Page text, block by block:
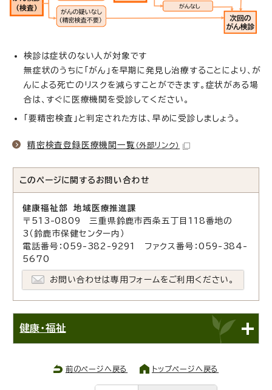
検診は症状のない人が対象です
無症状のうちに「がん」を早期に発見し治療することにより、が
んによる死亡のリスクを減らすことができます。症状がある場
合は、すぐに医療機関を受診してください。
「要精密検査」と判定された方は、早めに受診しましょう。
精密検査登録医療機関一覧 （外部リンク）
このページに関する お問い合わせ
健康福祉部 地域医療推進課
〒513-0809 三重県鈴鹿市西条五丁目118番地の
3（鈴鹿市保健センター内）
電話番号：059-382-9291 ファクス番号：059-384-
5670
お問い合わせは専用フォームをご利用ください。
健康・福祉
前のページへ戻る トップページへ戻る